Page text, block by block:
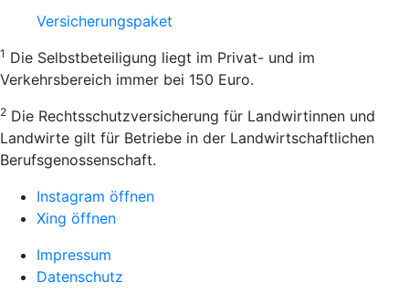
Versicherungspaket
1 Die Selbstbeteiligung liegt im Privat- und im
Verkehrsbereich immer bei 150 Euro.
2 Die Rechtsschutzversicherung für Landwirtinnen und
Landwirte gilt für Betriebe in der Landwirtschaftlichen
Berufsgenossenschaft.
Instagram öffnen
Xing öffnen
Impressum
Datenschutz